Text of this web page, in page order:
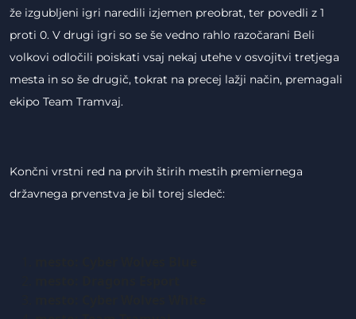
že izgubljeni igri naredili izjemen preobrat, ter povedli z 1
proti 0. V drugi igri so se še vedno rahlo razočarani Beli
volkovi odločili poiskati vsaj nekaj utehe v osvojitvi tretjega
mesta in so še drugič, tokrat na precej lažji način, premagali
ekipo Team Tramvaj.
Končni vrstni red na prvih štirih mestih premiernega
državnega prvenstva je bil torej sledeč: